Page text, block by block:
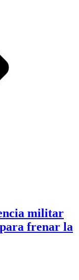
militar
frenar la